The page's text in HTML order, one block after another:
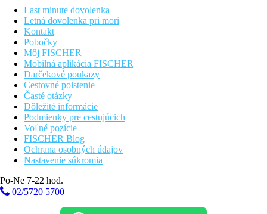
Last minute dovolenka
Letná dovolenka pri mori
Kontakt
Pobočky
Môj FISCHER
Mobilná aplikácia FISCHER
Darčekové poukazy
Cestovné poistenie
Časté otázky
Dôležité informácie
Podmienky pre cestujúcich
Voľné pozície
FISCHER Blog
Ochrana osobných údajov
Nastavenie súkromia
Po-Ne 7-22 hod.
02/5720 5700